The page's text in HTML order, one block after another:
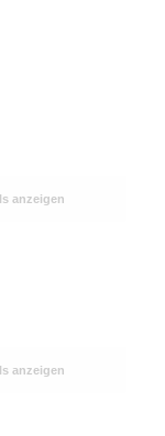
anzeigen
anzeigen